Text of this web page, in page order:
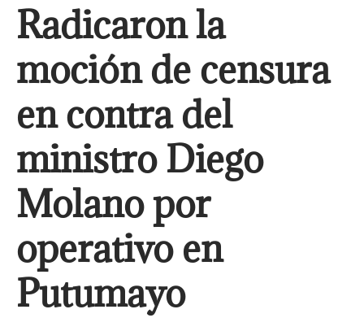
Radicaron la
moción de censura
en contra del
ministro Diego
Molano por
operativo en
Putumayo